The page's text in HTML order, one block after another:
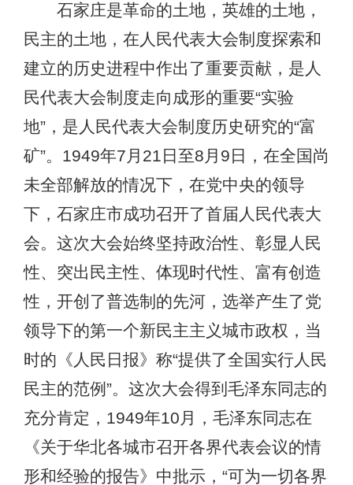
石家庄是革命的土地，英雄的土地，
民主的土地，在人民代表大会制度探索和
建立的历史进程中作出了重要贡献，是人
民代表大会制度走向成形的重要“实验
地”，是人民代表大会制度历史研究的“富
矿”。1949年7月21日至8月9日，在全国尚
未全部解放的情况下，在党中央的领导
下，石家庄市成功召开了首届人民代表大
会。这次大会始终坚持政治性、彰显人民
性、突出民主性、体现时代性、富有创造
性，开创了普选制的先河，选举产生了党
领导下的第一个新民主主义城市政权，当
时的《人民日报》称“提供了全国实行人民
民主的范例”。这次大会得到毛泽东同志的
充分肯定，1949年10月，毛泽东同志在
《关于华北各城市召开各界代表会议的情
形和经验的报告》中批示，“可为一切各界